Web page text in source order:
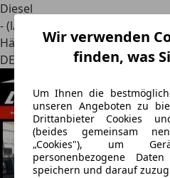
Wir verwenden
finden, was
Um Ihnen die
unseren Angeboten zu
Drittanbieter Cookies
(beides gemeinsam
„Cookies"), um
personenbezogene
speichern und darauf
Diesel
- (l/100 km)
Händler
DE 73660